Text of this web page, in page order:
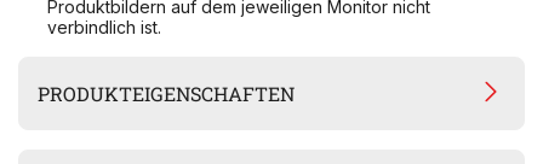
Produktbildern auf dem jeweiligen Monitor nicht
verbindlich ist.
PRODUKTEIGENSCHAFTEN